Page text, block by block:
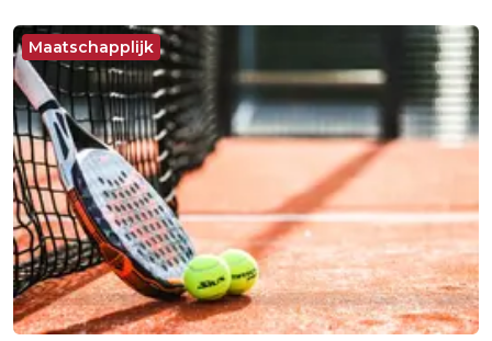
Maatschapplijk